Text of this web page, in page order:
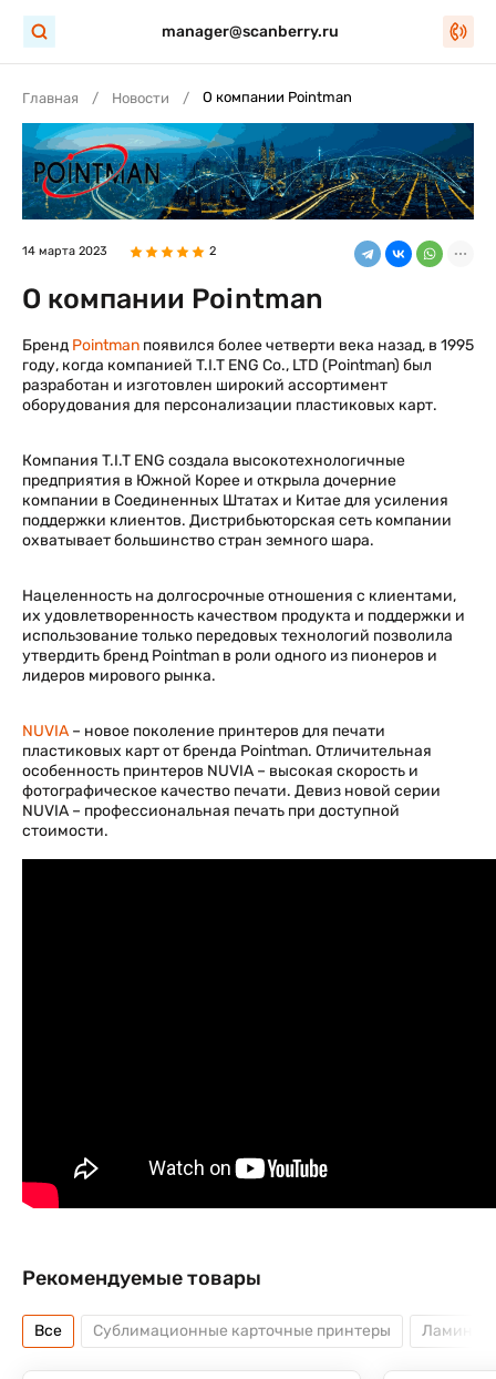
manager@scanberry.ru
Главная Новости О компании Pointman
14 марта 2023 2
О компании Pointman
Бренд Pointman появился более четверти века назад, в 1995
году, когда компанией T.I.T ENG Co., LTD (Pointman) был
разработан и изготовлен широкий ассортимент
оборудования для персонализации пластиковых карт.
Компания T.I.T ENG создала высокотехнологичные
предприятия в Южной Корее и открыла дочерние
компании в Соединенных Штатах и Китае для усиления
поддержки клиентов. Дистрибьюторская сеть компании
охватывает большинство стран земного шара.
Нацеленность на долгосрочные отношения с клиентами,
их удовлетворенность качеством продукта и поддержки и
использование только передовых технологий позволила
утвердить бренд Pointman в роли одного из пионеров и
лидеров мирового рынка.
NUVIA – новое поколение принтеров для печати
пластиковых карт от бренда Pointman. Отличительная
особенность принтеров NUVIA – высокая скорость и
фотографическое качество печати. Девиз новой серии
NUVIA – профессиональная печать при доступной
стоимости.
Рекомендуемые товары
Все Сублимационные карточные принтеры